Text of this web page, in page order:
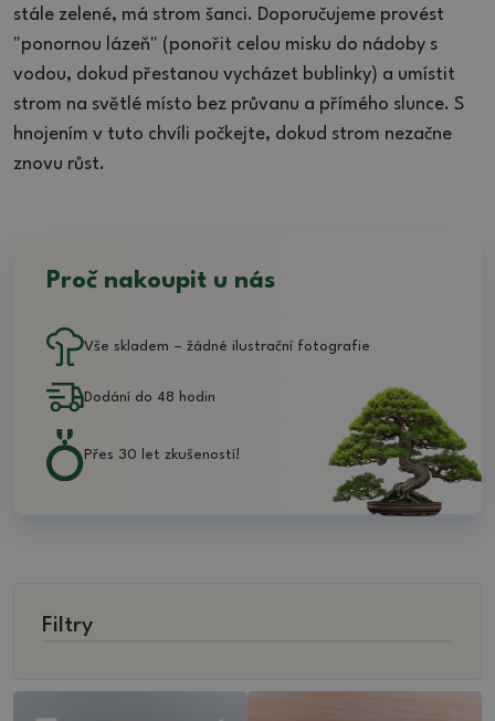
Filtry
stále zelené, má strom šanci. Doporučujeme provést
"ponornou lázeň" (ponořit celou misku do nádoby s
vodou, dokud přestanou vycházet bublinky) a umístit
strom na světlé místo bez průvanu a přímého slunce. S
hnojením v tuto chvíli počkejte, dokud strom nezačne
znovu růst.
Proč nakoupit u nás
Vše skladem – žádné ilustrační fotografie
Dodání do 48 hodin
Přes 30 let zkušeností!